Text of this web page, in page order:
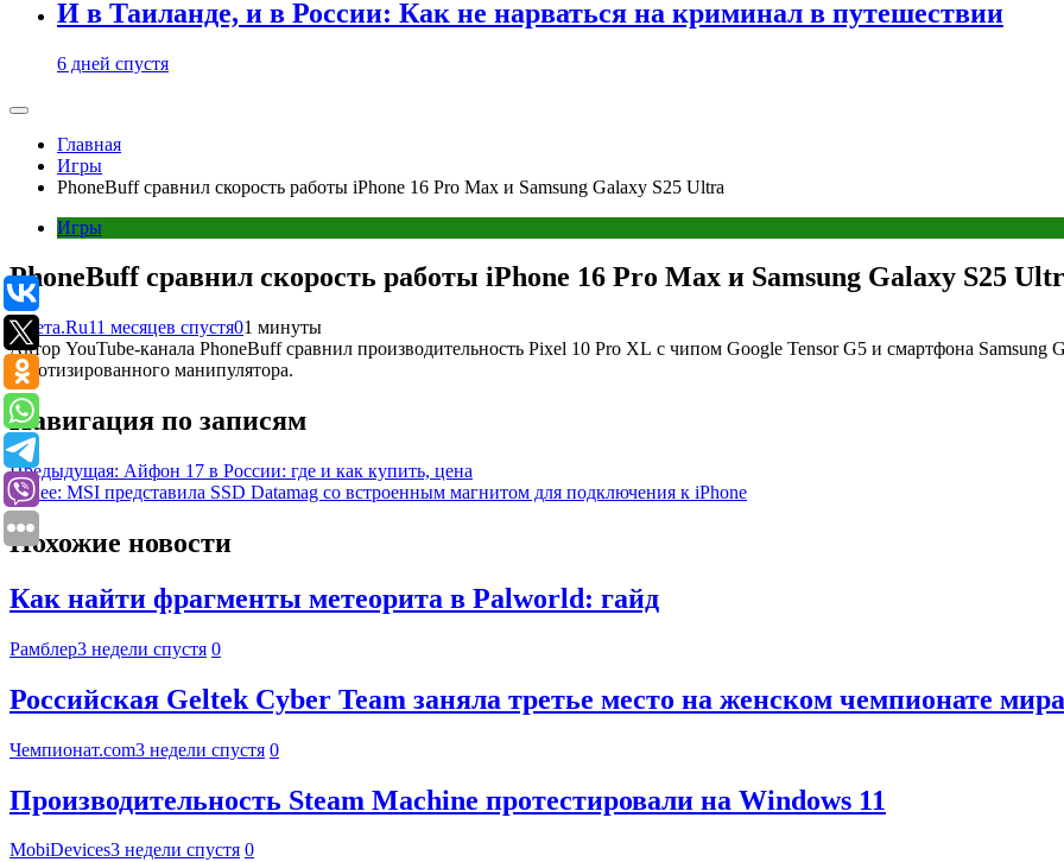
И в Таиланде, и в России: Как не нарваться на криминал в путешествии
6 дней спустя
Главная
Игры
PhoneBuff сравнил скорость работы iPhone 16 Pro Max и Samsung Galaxy S25 Ultra
Игры
PhoneBuff сравнил скорость работы iPhone 16 Pro Max и Samsung Galaxy S25
Газета.Ru11 месяцев спустя01 минуты
Автор YouTube-канала PhoneBuff сравнил производительность Pixel 10 Pro XL с чипом Google Tensor G5 и смартфона
роботизированного манипулятора.
Навигация по записям
Предыдущая: Айфон 17 в России: где и как купить, цена
Далее: MSI представила SSD Datamag со встроенным магнитом для подключения к iPhone
Похожие новости
Как найти фрагменты метеорита в Palworld: гайд
Рамблер3 недели спустя 0
Российская Geltek Cyber Team заняла третье место на женском чемпионате
Чемпионат.com3 недели спустя 0
Производительность Steam Machine протестировали на Windows 11
MobiDevices3 недели спустя 0